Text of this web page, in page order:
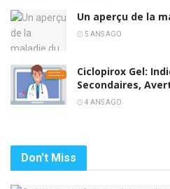
Un aperçu de la
5 ANS AGO
Ciclopirox Gel:
Secondaires,
4 ANS AGO
Don't Miss